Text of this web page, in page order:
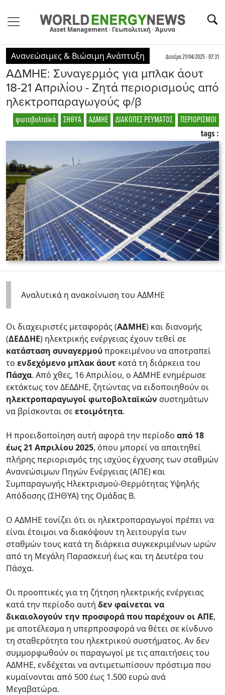
Asset Management · Γεωπολιτική · Άμυνα
Ανανεώσιμες & Βιώσιμη Ανάπτυξη Δευτέρα 21/04/2025 - 07:31
ΑΔΜΗΕ: Συναγερμός για μπλακ άουτ
18-21 Απριλίου - Ζητά περιορισμούς από
ηλεκτροπαραγωγούς φ/β
ΠΕΡΙΟΡΙΣΜΟΙ
ΔΙΑΚΟΠΕΣ ΡΕΥΜΑΤΟΣ
ΑΔΜΗΕ
ΣΗΘΥΑ
φωτοβολταϊκά
tags :
Αναλυτικά η ανακοίνωση του ΑΔΜΗΕ
Οι διαχειριστές μεταφοράς (ΑΔΜΗΕ) και διανομής
(ΔΕΔΔΗΕ) ηλεκτρικής ενέργειας έχουν τεθεί σε
κατάσταση συναγερμούπροκειμένου να αποτραπεί
το ενδεχόμενο μπλακ άουτ κατά τη διάρκεια του
Πάσχα. Από χθες, 16 Απριλίου, ο ΑΔΜΗΕ ενημέρωσε
εκτάκτως τον ΔΕΔΔΗΕ, ζητώντας να ειδοποιηθούν οι
ηλεκτροπαραγωγοί φωτοβολταϊκών συστημάτων
να βρίσκονται σεετοιμότητα.
Η προειδοποίηση αυτή αφορά την περίοδο από 18
έως 21 Απριλίου 2025, όπου μπορεί να απαιτηθεί
πλήρης περιορισμός της ισχύος έγχυσης των σταθμών
Ανανεώσιμων Πηγών Ενέργειας (ΑΠΕ) και
Συμπαραγωγής Ηλεκτρισμού-Θερμότητας Υψηλής
Απόδοσης (ΣΗΘΥΑ) της Ομάδας Β.
Ο ΑΔΜΗΕ τονίζει ότι οι ηλεκτροπαραγωγοί πρέπει να
είναι έτοιμοι να διακόψουν τη λειτουργία των
σταθμών τους κατά τη διάρκεια συγκεκριμένων ωρών
από τη Μεγάλη Παρασκευή έως και τη Δευτέρα του
Πάσχα.
Οι προοπτικές για τη ζήτηση ηλεκτρικής ενέργειας
κατά την περίοδο αυτή δεν φαίνεται να
δικαιολογούν την προσφορά που παρέχουν οι ΑΠΕ,
με αποτέλεσμα η υπερπροσφορά να θέτει σε κίνδυνο
τη σταθερότητα του ηλεκτρικού συστήματος. Αν δεν
συμμορφωθούν οι παραγωγοί με τις απαιτήσεις του
ΑΔΜΗΕ, ενδέχεται να αντιμετωπίσουν πρόστιμα που
κυμαίνονται από 500 έως 1.500 ευρώ ανά
Μεγαβατώρα.